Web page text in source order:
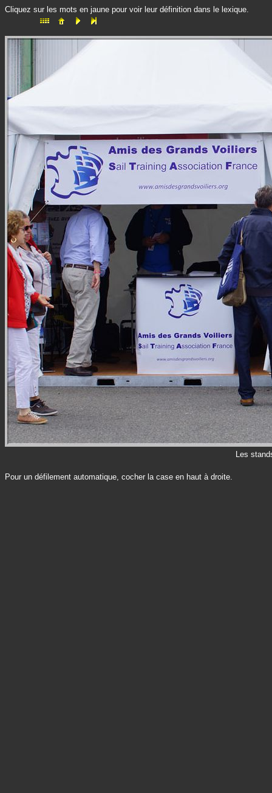
Cliquez sur les mots en jaune pour voir leur définition dans le lexique.
Les
Pour un défilement automatique, cocher la case en haut à droite.